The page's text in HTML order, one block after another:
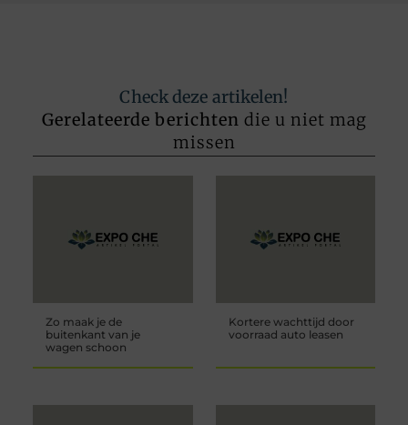
Check deze artikelen!
Gerelateerde berichten die u niet mag
missen
Zo maak je de
buitenkant van je
wagen schoon
Kortere wachttijd door
voorraad auto leasen